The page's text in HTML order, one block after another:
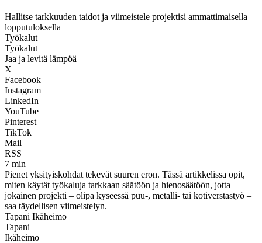
Hallitse tarkkuuden taidot ja viimeistele projektisi ammattimaisella
lopputuloksella
Työkalut
Työkalut
Jaa ja levitä lämpöä
X
Facebook
Instagram
LinkedIn
YouTube
Pinterest
TikTok
Mail
RSS
7 min
Pienet yksityiskohdat tekevät suuren eron. Tässä artikkelissa opit,
miten käytät työkaluja tarkkaan säätöön ja hienosäätöön, jotta
jokainen projekti – olipa kyseessä puu-, metalli- tai kotiverstastyö –
saa täydellisen viimeistelyn.
Tapani Ikäheimo
Tapani
Ikäheimo